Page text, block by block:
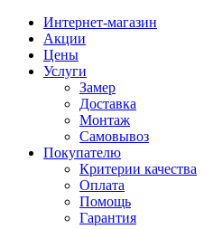
Интернет-магазин
Акции
Цены
Услуги
Замер
Доставка
Монтаж
Самовывоз
Покупателю
Критерии качества
Оплата
Помощь
Гарантия